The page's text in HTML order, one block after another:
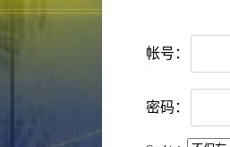
帐号：
密码：